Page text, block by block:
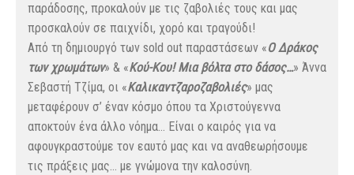
παράδοσης, προκαλούν με τις ζαβολιές τους και μας
προσκαλούν σε παιχνίδι, χορό και τραγούδι!
Από τη δημιουργό των sold out παραστάσεων «Ο Δράκος
των χρωμάτων» & «Κού-Κου! Μια βόλτα στο δάσος…» Άννα
Σεβαστή Τζίμα, οι «Καλικαντζαροζαβολιές» μας
μεταφέρουν σ’ έναν κόσμο όπου τα Χριστούγεννα
αποκτούν ένα άλλο νόημα… Είναι ο καιρός για να
αφουγκραστούμε τον εαυτό μας και να αναθεωρήσουμε
τις πράξεις μας… με γνώμονα την καλοσύνη.